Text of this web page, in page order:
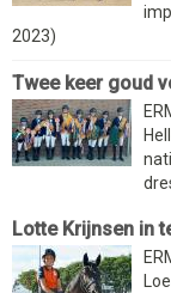
2023)
Twee keer goud
Lotte Krijnsen in